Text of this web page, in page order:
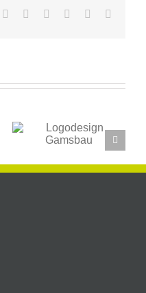
Facebook LinkedInWhatsApp
Pinterest
Logodesign
und
Visitenkarten